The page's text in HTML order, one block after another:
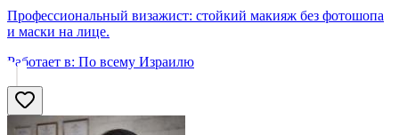
Профессиональный визажист: стойкий макияж без фотошопа
и маски на лице.
Работает в: По всему Израилю